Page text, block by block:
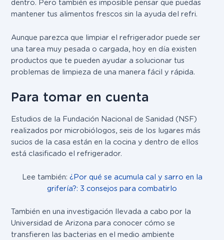
dentro. Pero también es imposible pensar que puedas
mantener tus alimentos frescos sin la ayuda del refri.
Aunque parezca que limpiar el refrigerador puede ser
una tarea muy pesada o cargada, hoy en día existen
productos que te pueden ayudar a solucionar tus
problemas de limpieza de una manera fácil y rápida.
Para tomar en cuenta
Estudios de la Fundación Nacional de Sanidad (NSF)
realizados por microbiólogos, seis de los lugares más
sucios de la casa están en la cocina y dentro de ellos
está clasificado el refrigerador.
Lee también: ¿Por qué se acumula cal y sarro en la
grifería?: 3 consejos para combatirlo
También en una investigación llevada a cabo por la
Universidad de Arizona para conocer cómo se
transfieren las bacterias en el medio ambiente